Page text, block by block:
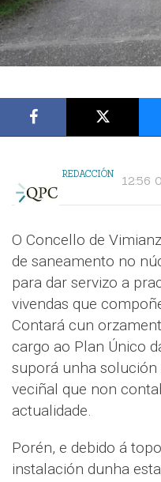
REDACCIÓN 12:56
O Concello de
de saneamento no
para dar servizo a
vivendas que
Contará cun
cargo ao Plan Único
suporá unha
veciñal que non
actualidade.
Porén, e debido á
instalación dunha